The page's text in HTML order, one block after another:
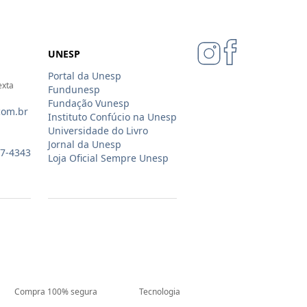
4343
UNESP
Portal da Unesp
Fundunesp
Fundação Vunesp
Instituto Confúcio na Unesp
Universidade do Livro
Jornal da Unesp
Loja Oficial Sempre Unesp
Compra 100% segura Tecnologia